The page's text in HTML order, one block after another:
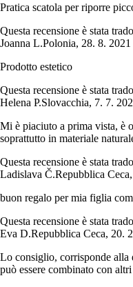
Pratica scatola per riporre
Questa recensione è stata
Joanna L.Polonia, 28. 8. 2021
Prodotto estetico
Questa recensione è stata
Helena P.Slovacchia, 7. 7.
Mi è piaciuto a prima vista, è
soprattutto in materiale
Questa recensione è stata
Ladislava Č.Repubblica Ceca,
buon regalo per mia figlia
Questa recensione è stata
Eva D.Repubblica Ceca, 20.
Lo consiglio, corrisponde alla
può essere combinato con